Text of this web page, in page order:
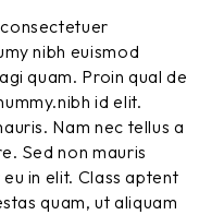
nibh euismod
quam. Proin qual de
id elit.
Nam nec tellus a
Sed non mauris
in elit. Class aptent
quam, ut aliquam